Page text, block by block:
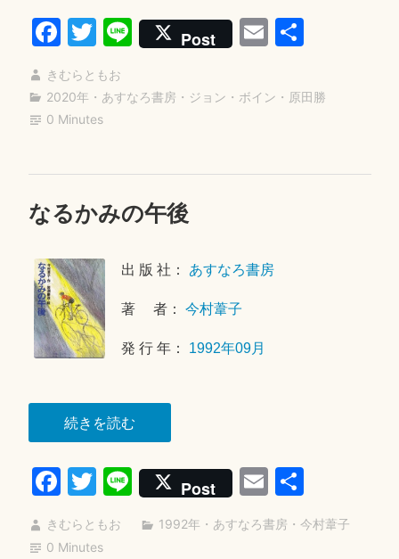
名
は、
ェ
Fa
ce
bo
ok
T
wi
tte
r
Li
ne
Post E
m
ail
共
きむらともお
2020年 ・ あすなろ書房 ・ ジョン・ボイン ・ 原田勝
0 Minutes
なるかみの午後
出 版 社： あすなろ書房
著 者：今村葦子
発 行 年： 1992年09月
続きを読む“な
る
か
み
の
Fa
ce
bo
T
wi
tte
Li
ne
Post E
m
ail
共
有
きむらともお 1992年 ・ あすなろ書房 ・ 今村葦子
0 Minutes